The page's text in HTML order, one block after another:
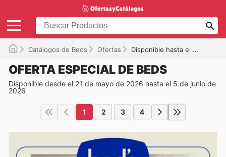
Catálogos de Beds Ofertas Disponible hasta el 05/06/2026
OFERTA ESPECIAL DE BEDS
Disponible desde el 21 de mayo de 2026 hasta el 5 de junio de
2026
1 2 3 4